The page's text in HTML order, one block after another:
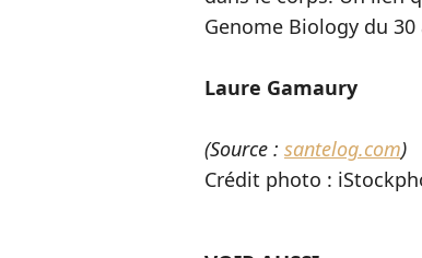
Genome Biology du 30
Laure Gamaury
(Source : santelog.com)
Crédit photo :